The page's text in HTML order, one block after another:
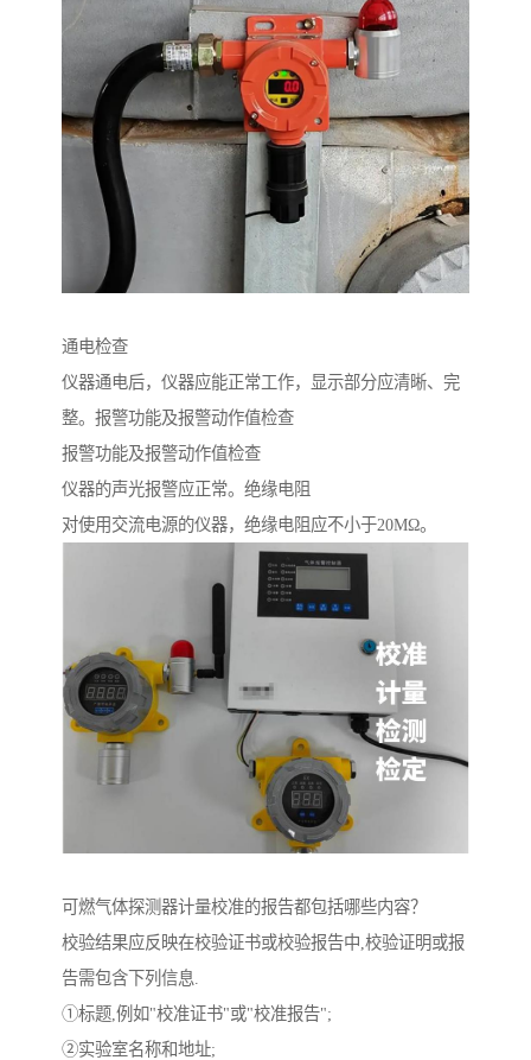
通电检查
仪器通电后，仪器应能正常工作，显示部分应清晰、完
整。报警功能及报警动作值检查
报警功能及报警动作值检查
仪器的声光报警应正常。绝缘电阻
对使用交流电源的仪器，绝缘电阻应不小于20MΩ。
可燃气体探测器计量校准的报告都包括哪些内容？
校验结果应反映在校验证书或校验报告中,校验证明或报
告需包含下列信息.
①标题,例如"校准证书"或"校准报告";
②实验室名称和地址;